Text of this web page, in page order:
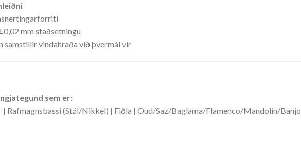
mm staðsetningu
samstillir vindahraða við þvermál vír
sem er:
Rafmagnsbassi (Stál/Nikkel) | Fiðla | Oud/Saz/Baglama/Flamenco/Mandolin/Banjo